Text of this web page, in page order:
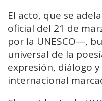
El acto, que se
oficial del 21 de
por la UNESCO—,
universal de la
expresión, diálogo
internacional